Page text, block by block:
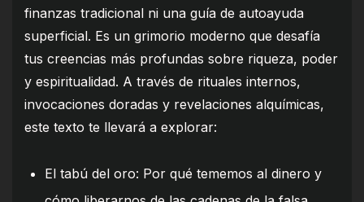
finanzas tradicional ni una guía de autoayuda
superficial. Es un grimorio moderno que desafía
tus creencias más profundas sobre riqueza, poder
y espiritualidad. A través de rituales internos,
invocaciones doradas y revelaciones alquímicas,
este texto te llevará a explorar:
El tabú del oro: Por qué tememos al dinero y